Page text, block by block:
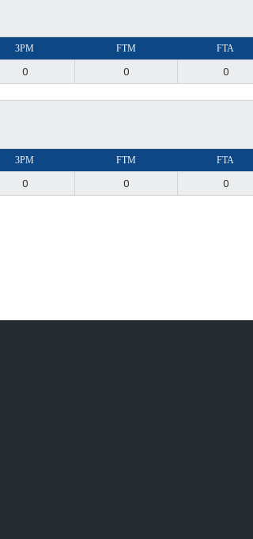
3PM FTM FTA
0 0 0
3PM FTM FTA
0 0 0